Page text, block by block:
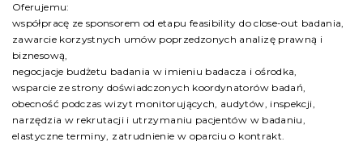
Oferujemu:
współpracę ze sponsorem od etapu feasibility do close-out badania,
zawarcie korzystnych umów poprzedzonych analizę prawną i
biznesową,
negocjacje budżetu badania w imieniu badacza i ośrodka,
wsparcie ze strony doświadczonych koordynatorów badań,
obecność podczas wizyt monitorujących, audytów, inspekcji,
narzędzia w rekrutacji i utrzymaniu pacjentów w badaniu,
elastyczne terminy, zatrudnienie w oparciu o kontrakt.